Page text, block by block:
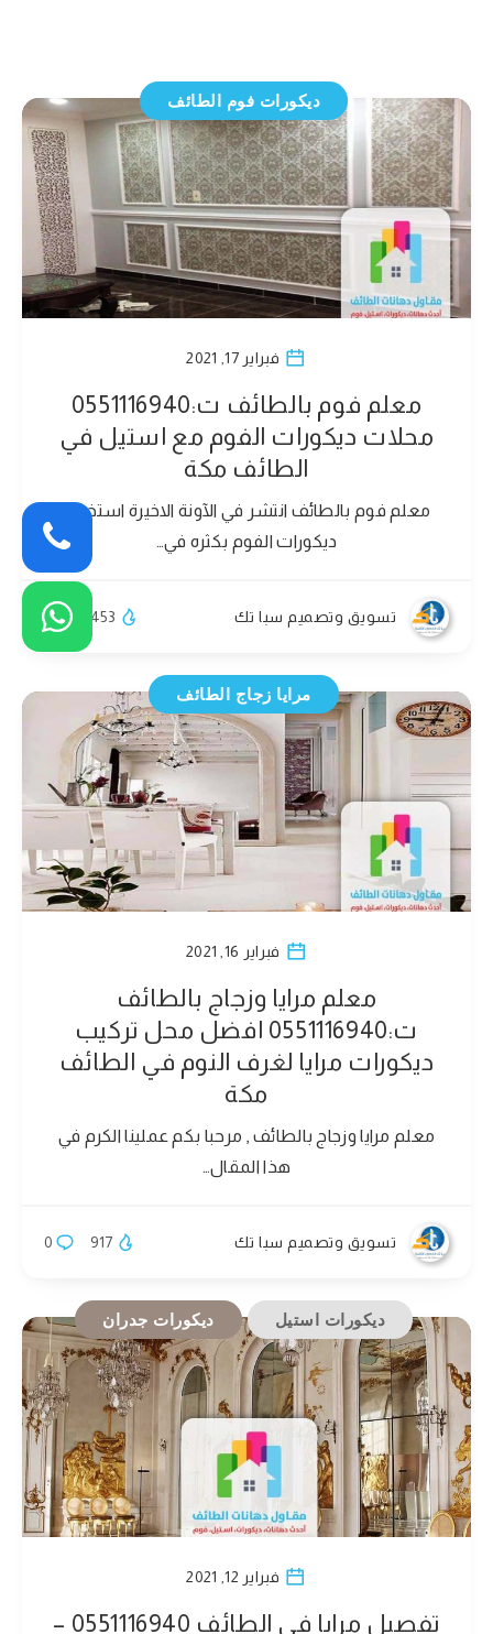
ديكورات فوم الطائف
فبراير 17, 2021
معلم فوم بالطائف ت:0551116940
محلات ديكورات الفوم مع استيل في
الطائف مكة
معلم فوم بالطائف انتشر في الآونة الاخيرة استخدام
ديكورات الفوم بكثره في…
تسويق وتصميم سبا تك 0 453
مرايا زجاج الطائف
فبراير 16, 2021
معلم مرايا وزجاج بالطائف
ت:0551116940 افضل محل تركيب
ديكورات مرايا لغرف النوم في الطائف
مكة
معلم مرايا وزجاج بالطائف , مرحبا بكم عملينا الكرم في
هذا المقال…
تسويق وتصميم سبا تك 0 917
ديكورات استيل ديكورات جدران
فبراير 12, 2021
تفصيل مرايا في الطائف 0551116940 –